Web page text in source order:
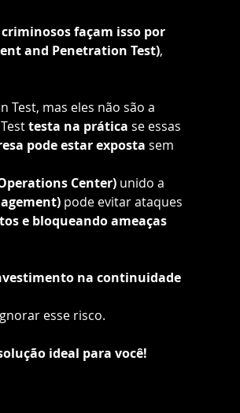
façam isso por
and Penetration Test),
mas eles não são a
testa na prática se essas
pode estar exposta sem
Center) unido a
pode evitar ataques
e bloqueando ameaças
na continuidade
esse risco.
ideal para você!